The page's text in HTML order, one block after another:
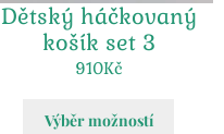
Dětský háčkovaný
košík set 3
910Kč
Výběr možností